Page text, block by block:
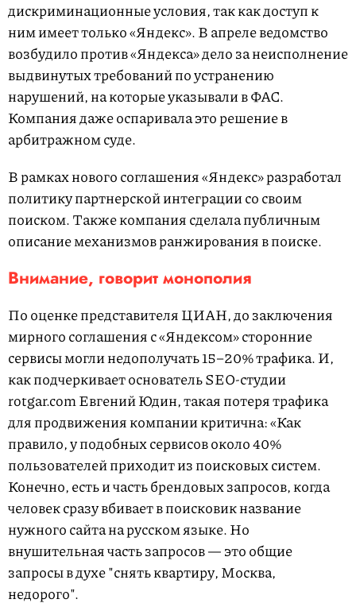
дискриминационные условия, так как доступ к
ним имеет только «Яндекс». В апреле ведомство
возбудило против «Яндекса» дело за неисполнение
выдвинутых требований по устранению
нарушений, на которые указывали в ФАС.
Компания даже оспаривала это решение в
арбитражном суде.
В рамках нового соглашения «Яндекс» разработал
политику партнерской интеграции со своим
поиском. Также компания сделала публичным
описание механизмов ранжирования в поиске.
Внимание, говорит монополия
По оценке представителя ЦИАН, до заключения
мирного соглашения с «Яндексом» сторонние
сервисы могли недополучать 15–20% трафика. И,
как подчеркивает основатель SEO-студии
rotgar.com Евгений Юдин, такая потеря трафика
для продвижения компании критична: «Как
правило, у подобных сервисов около 40%
пользователей приходит из поисковых систем.
Конечно, есть и часть брендовых запросов, когда
человек сразу вбивает в поисковик название
нужного сайта на русском языке. Но
внушительная часть запросов — это общие
запросы в духе "снять квартиру, Москва,
недорого".